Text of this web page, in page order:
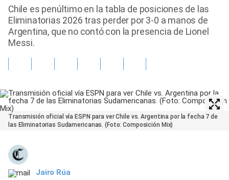
Vida Laboral
Tendencias Mix
Chile es penúltimo en la tabla de posiciones de las
Eliminatorias 2026 tras perder por 3-0 a manos de
Argentina, que no contó con la presencia de Lionel
Messi.
Transmisión oficial vía ESPN para ver Chile vs. Argentina por la fecha 7 de
las Eliminatorias Sudamericanas. (Foto: Composición Mix)
Jairo Rúa